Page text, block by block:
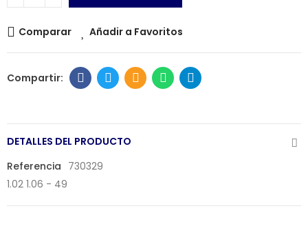
Comparar Añadir a Favoritos
DETALLES DEL PRODUCTO
Referencia 730329
1.02 1.06 - 49